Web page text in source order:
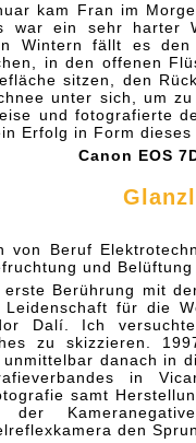
kam Fran im
war ein sehr harter
Wintern fällt es
in den offenen
sitzen, den
unter sich, um
und fotografierte
Erfolg in Form
Canon EOS
von Beruf
und Belüftung
erste Berührung mit
Leidenschaft für die
Dalí. Ich
zu skizzieren.
unmittelbar danach in
in
samt
der
den